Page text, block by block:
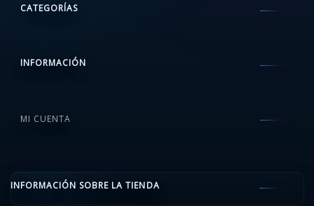
CATEGORÍAS
INFORMACIÓN
MI CUENTA
INFORMACIÓN SOBRE LA TIENDA